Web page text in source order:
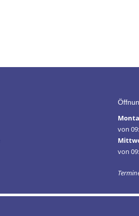
von
von